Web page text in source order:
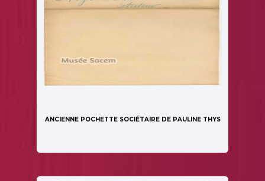
ANCIENNE POCHETTE SOCIÉTAIRE DE PAULINE THYS